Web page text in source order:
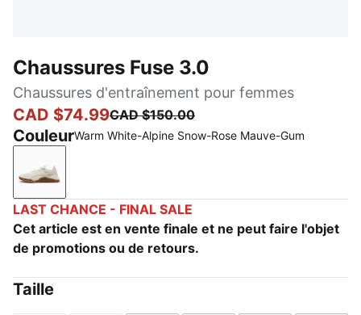
Chaussures Fuse 3.0
Chaussures d'entraînement pour femmes
CAD $74.99CAD $150.00
CouleurWarm White-Alpine Snow-Rose Mauve-Gum
Warm White-Alpine Snow-Rose Mauve-Gum
LAST CHANCE - FINAL SALE
Cet article est en vente finale et ne peut faire l'objet
de promotions ou de retours.
Taille